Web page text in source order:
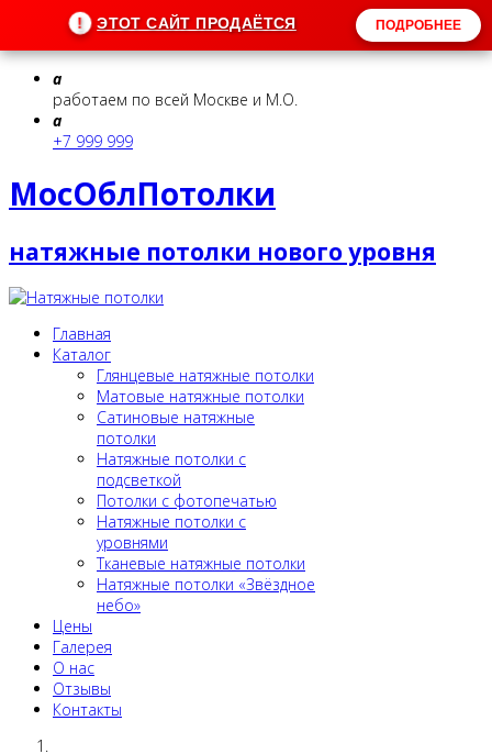
! ЭТОТ САЙТ ПРОДАЁТСЯ ПОДРОБНЕЕ
a
работаем по всей Москве и М.О.
a
+7 999 999
МосОблПотолки
натяжные потолки нового уровня
Главная
Каталог
Глянцевые натяжные потолки
Матовые натяжные потолки
Сатиновые натяжные
потолки
Натяжные потолки с
подсветкой
Потолки c фотопечатью
Натяжные потолки c
уровнями
Тканевые натяжные потолки
Натяжные потолки «Звёздное
небо»
Цены
Галерея
О нас
Отзывы
Контакты